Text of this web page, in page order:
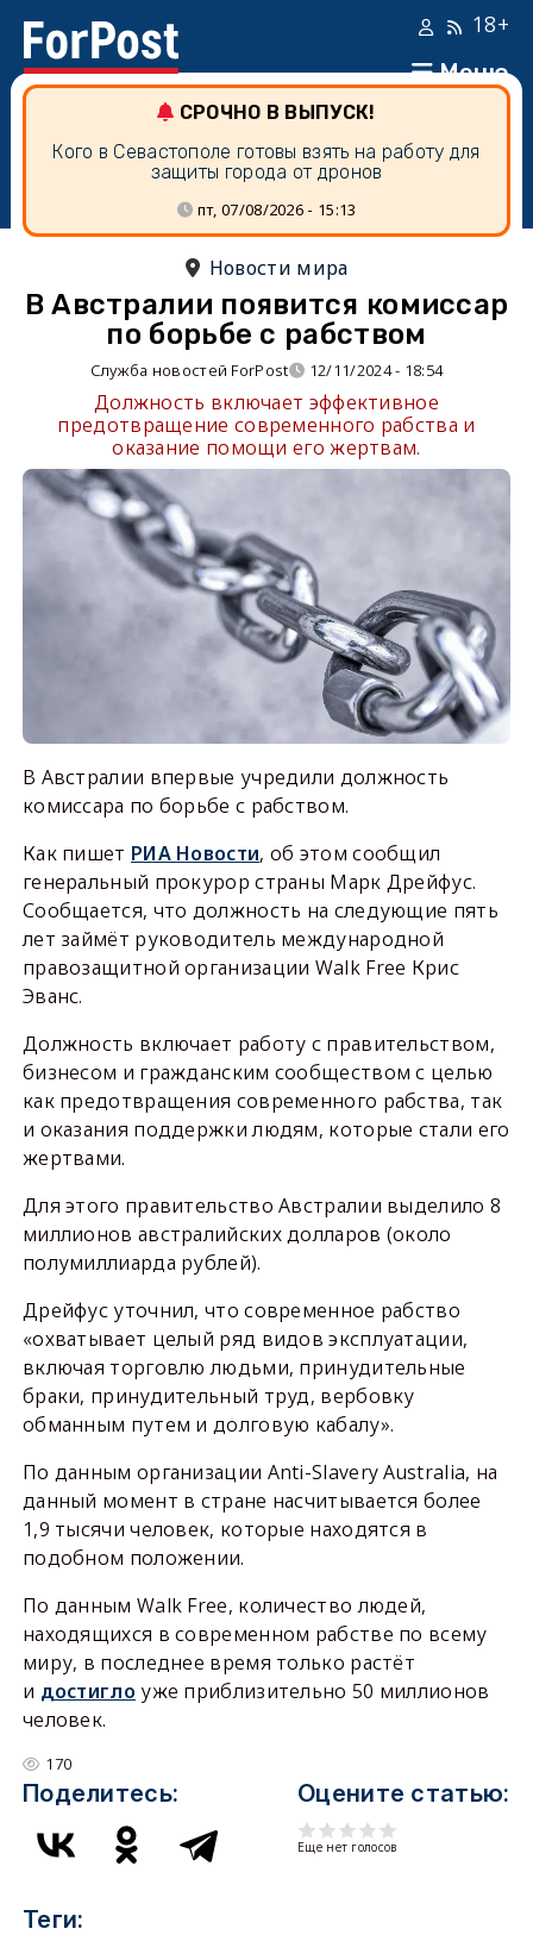
Меню
18+
СРОЧНО В ВЫПУСК!
Кого в Севастополе готовы взять на работу для
защиты города от дронов
пт, 07/08/2026 - 15:13
Новости мира
В Австралии появится комиссар
по борьбе с рабством
Служба новостей ForPost 12/11/2024 - 18:54
Должность включает эффективное
предотвращение современного рабства и
оказание помощи его жертвам.
В Австралии впервые учредили должность
комиссара по борьбе с рабством.
Как пишет РИА Новости, об этом сообщил
генеральный прокурор страны Марк Дрейфус.
Сообщается, что должность на следующие пять
лет займёт руководитель международной
правозащитной организации Walk Free Крис
Эванс.
Должность включает работу с правительством,
бизнесом и гражданским сообществом с целью
как предотвращения современного рабства, так
и оказания поддержки людям, которые стали его
жертвами.
Для этого правительство Австралии выделило 8
миллионов австралийских долларов (около
полумиллиарда рублей).
Дрейфус уточнил, что современное рабство
«охватывает целый ряд видов эксплуатации,
включая торговлю людьми, принудительные
браки, принудительный труд, вербовку
обманным путем и долговую кабалу».
По данным организации Anti-Slavery Australia, на
данный момент в стране насчитывается более
1,9 тысячи человек, которые находятся в
подобном положении.
По данным Walk Free, количество людей,
находящихся в современном рабстве по всему
миру, в последнее время только растёт
и достигло уже приблизительно 50 миллионов
человек.
170
Поделитесь: Оцените статью:
Еще нет голосов
Теги: